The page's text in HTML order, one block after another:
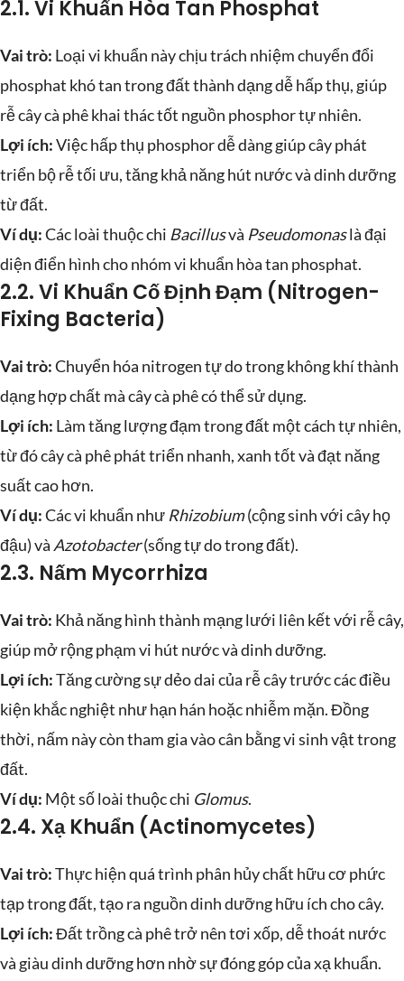
2.1. Vi Khuẩn Hòa Tan Phosphat
Vai trò: Loại vi khuẩn này chịu trách nhiệm chuyển đổi
phosphat khó tan trong đất thành dạng dễ hấp thụ, giúp
rễ cây cà phê khai thác tốt nguồn phosphor tự nhiên.
Lợi ích:Việc hấp thụ phosphor dễ dàng giúp cây phát
triển bộ rễ tối ưu, tăng khả năng hút nước và dinh dưỡng
từ đất.
Ví dụ:Các loài thuộc chi Bacillusvà Pseudomonaslà đại
diện điển hình cho nhóm vi khuẩn hòa tan phosphat.
2.2. Vi Khuẩn Cố Định Đạm (Nitrogen-
Fixing Bacteria)
Vai trò:Chuyển hóa nitrogen tự do trong không khí thành
dạng hợp chất mà cây cà phê có thể sử dụng.
Lợi ích: Làm tăng lượng đạm trong đất một cách tự nhiên,
từ đó cây cà phê phát triển nhanh, xanh tốt và đạt năng
suất cao hơn.
Ví dụ:Các vi khuẩn như Rhizobium(cộng sinh với cây họ
đậu) và Azotobacter(sống tự do trong đất).
2.3. Nấm Mycorrhiza
Vai trò: Khả năng hình thành mạng lưới liên kết với rễ cây,
giúp mở rộng phạm vi hút nước và dinh dưỡng.
Lợi ích:Tăng cường sự dẻo dai của rễ cây trước các điều
kiện khắc nghiệt như hạn hán hoặc nhiễm mặn. Đồng
thời, nấm này còn tham gia vào cân bằng vi sinh vật trong
đất.
Ví dụ: Một số loài thuộc chi Glomus.
2.4. Xạ Khuẩn (Actinomycetes)
Vai trò:Thực hiện quá trình phân hủy chất hữu cơ phức
tạp trong đất, tạo ra nguồn dinh dưỡng hữu ích cho cây.
Lợi ích:Đất trồng cà phê trở nên tơi xốp, dễ thoát nước
và giàu dinh dưỡng hơn nhờ sự đóng góp của xạ khuẩn.